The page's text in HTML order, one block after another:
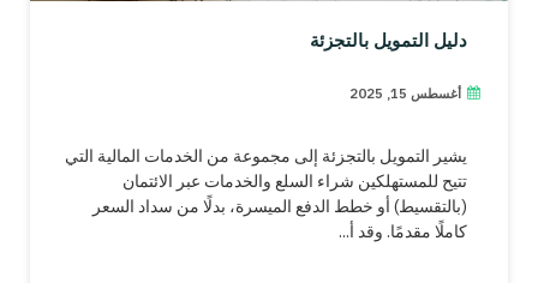
دليل التمويل بالتجزئة
أغسطس 15, 2025
يشير التمويل بالتجزئة إلى مجموعة من الخدمات المالية التي
تتيح للمستهلكين شراء السلع والخدمات عبر الائتمان
(بالتقسيط) أو خطط الدفع الميسرة، بدلًا من سداد السعر
كاملًا مقدمًا. وقد أ...